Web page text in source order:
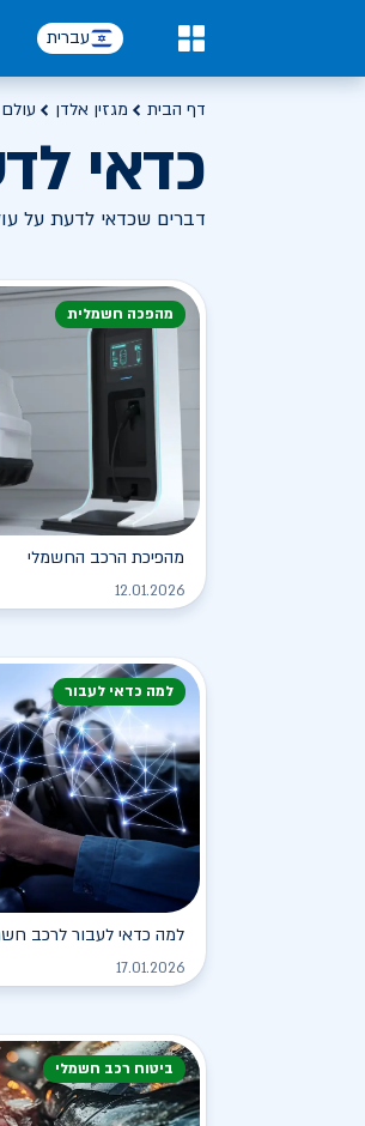
עברית
דף הבית מגזין אלדן
כדאי
דברים שכדאי לדעת על
מהפכה חשמלית
מהפיכת הרכב החשמלי
12.01.2026
למה כדאי לעבור
למה כדאי לעבור לרכב
17.01.2026
ביטוח רכב חשמלי